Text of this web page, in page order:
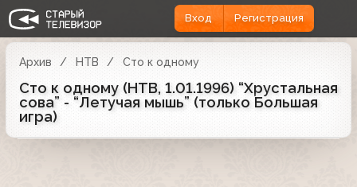
Вход Регистрация
Архив НТВ Сто к одному
Сто к одному (НТВ, 1.01.1996) “Хрустальная
сова” - “Летучая мышь” (только Большая
игра)